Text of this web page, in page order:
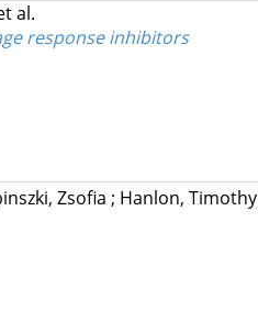
al.
response inhibitors
Zsofia ; Hanlon, Timothy